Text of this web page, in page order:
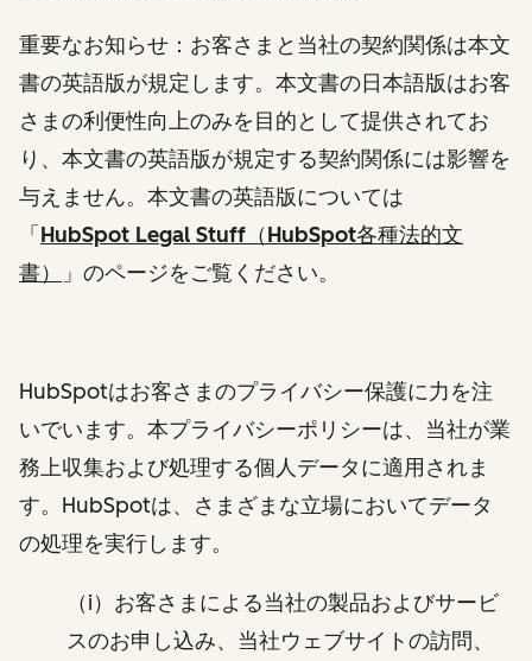
重要なお知らせ：お客さまと当社の契約関係は本文
書の英語版が規定します。本文書の日本語版はお客
さまの利便性向上のみを目的として提供されてお
り、本文書の英語版が規定する契約関係には影響を
与えません。本文書の英語版については
「 HubSpot Legal Stuff（HubSpot各種法的文
書）
」 のページをご覧ください。
HubSpotはお客さまのプライバシー保護に力を注
いでいます。本プライバシーポリシーは、当社が業
務上収集および処理する個人データに適用されま
す。HubSpotは、さまざまな立場においてデータ
の処理を実行します。
（i）お客さまによる当社の製品およびサービ
スのお申し込み、当社ウェブサイトの訪問、